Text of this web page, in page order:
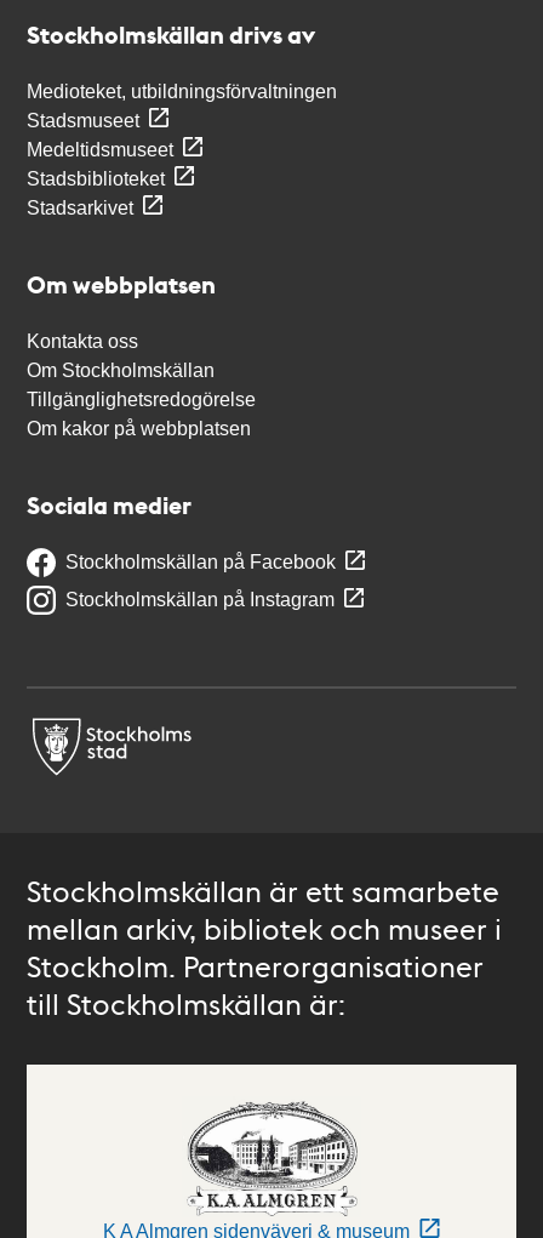
Stockholmskällan drivs av
Medioteket, utbildningsförvaltningen
Stadsmuseet
Medeltidsmuseet
Stadsbiblioteket
Stadsarkivet
Om webbplatsen
Kontakta oss
Om Stockholmskällan
Tillgänglighetsredogörelse
Om kakor på webbplatsen
Sociala medier
Stockholmskällan på Facebook
Stockholmskällan på Instagram
Stockholmskällan är ett samarbete
mellan arkiv, bibliotek och museer i
Stockholm. Partnerorganisationer
till Stockholmskällan är:
K A Almgren sidenväveri & museum